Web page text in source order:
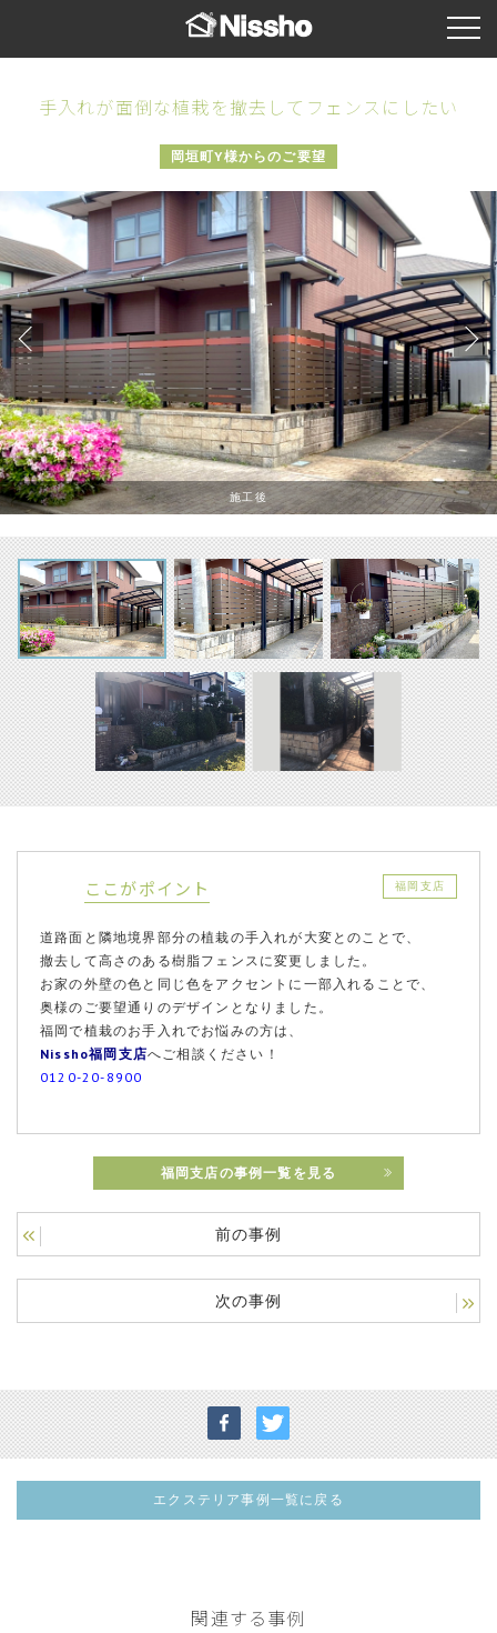
手入れが面倒な植栽を撤去してフェンスにしたい
岡垣町Y様からのご要望
施工後
ここがポイント 福岡支店
道路面と隣地境界部分の植栽の手入れが大変とのことで、
撤去して高さのある樹脂フェンスに変更しました。
お家の外壁の色と同じ色をアクセントに一部入れることで、
奥様のご要望通りのデザインとなりました。
福岡で植栽のお手入れでお悩みの方は、
Nissho福岡支店へご相談ください！
0120-20-8900
福岡支店の事例一覧を見る
前の事例
次の事例
エクステリア事例一覧に戻る
関連する事例